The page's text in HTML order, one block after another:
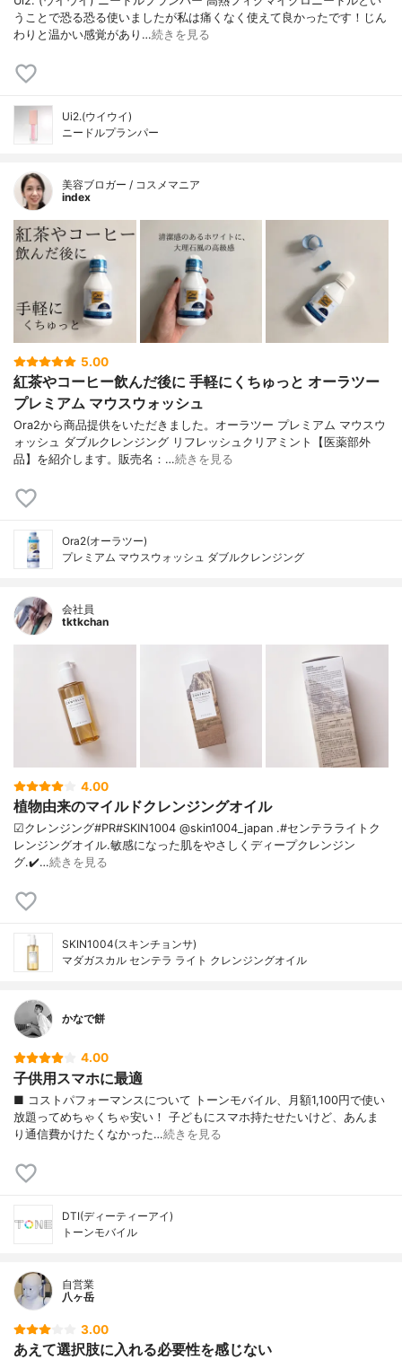
うことで恐る恐る使いましたが私は痛くなく使えて良かったです！じん
わりと温かい感覚があり…続きを見る
Ui2.(ウイウイ)
ニードルプランパー
美容ブロガー / コスメマニア
index
5.00
紅茶やコーヒー飲んだ後に 手軽にくちゅっと オーラツー
プレミアム マウスウォッシュ
Ora2から商品提供をいただきました。オーラツー プレミアム マウスウ
ォッシュ ダブルクレンジング リフレッシュクリアミント【医薬部外
品】を紹介します。販売名：…続きを見る
Ora2(オーラツー)
プレミアム マウスウォッシュ ダブルクレンジング
会社員
tktkchan
4.00
植物由来のマイルドクレンジングオイル
☑クレンジング#PR#SKIN1004 @skin1004_japan .#センテラライトク
レンジングオイル.敏感になった肌をやさしくディープクレンジン
グ.✔️…続きを見る
SKIN1004(スキンチョンサ)
マダガスカル センテラ ライト クレンジングオイル
かなで餅
4.00
子供用スマホに最適
■ コストパフォーマンスについて トーンモバイル、月額1,100円で使い
放題ってめちゃくちゃ安い！ 子どもにスマホ持たせたいけど、あんま
り通信費かけたくなかった…続きを見る
DTI(ディーティーアイ)
トーンモバイル
自営業
八ヶ岳
3.00
あえて選択肢に入れる必要性を感じない